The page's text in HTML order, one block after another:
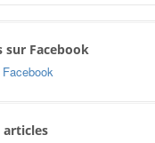
sur Facebook
articles